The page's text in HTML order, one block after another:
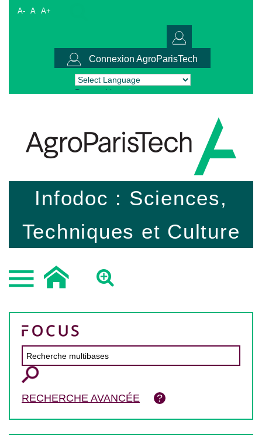
A- A A+
Connexion AgroParisTech
Powered by Translate
Infodoc : Sciences,
Techniques et Culture
RECHERCHE AVANCÉE